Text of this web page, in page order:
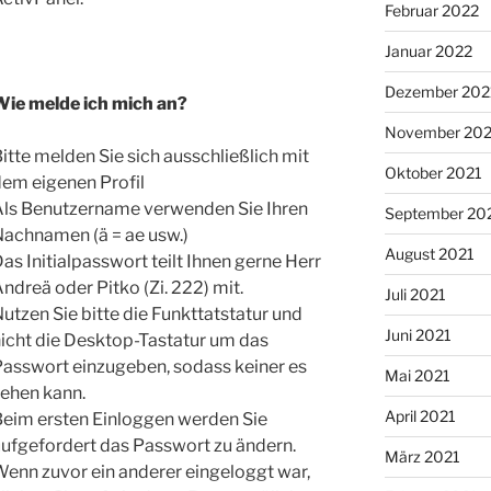
melde ich mich an?
melden Sie sich ausschließlich mit
eigenen Profil
Benutzername verwenden Sie Ihren
(ä = ae usw.)
Initialpasswort teilt Ihnen gerne Herr
oder Pitko (Zi. 222) mit.
Sie bitte die Funkttatstatur und
die Desktop-Tastatur um das
einzugeben, sodass keiner es
kann.
ersten Einloggen werden Sie
das Passwort zu ändern.
zuvor ein anderer eingeloggt war,
Februar 2022
Januar 2022
Dezember
November
Oktober 2021
September
August 2021
Juli 2021
Juni 2021
Mai 2021
April 2021
März 2021